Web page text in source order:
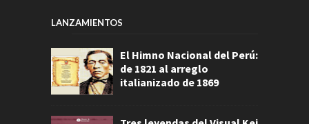
LANZAMIENTOS
El Himno Nacional del Perú:
de 1821 al arreglo
italianizado de 1869